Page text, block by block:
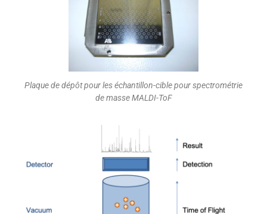
Plaque de dépôt pour les échantillon-cible pour spectrométrie
de masse MALDI-ToF